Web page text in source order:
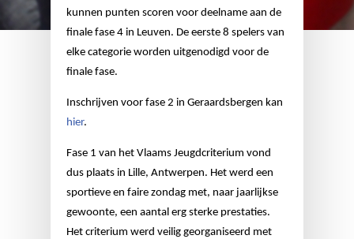
kunnen punten scoren voor deelname aan de
finale fase 4 in Leuven. De eerste 8 spelers van
elke categorie worden uitgenodigd voor de
finale fase.
Inschrijven voor fase 2 in Geraardsbergen kan
hier.
Fase 1 van het Vlaams Jeugdcriterium vond
dus plaats in Lille, Antwerpen. Het werd een
sportieve en faire zondag met, naar jaarlijkse
gewoonte, een aantal erg sterke prestaties.
Het criterium werd veilig georganiseerd met